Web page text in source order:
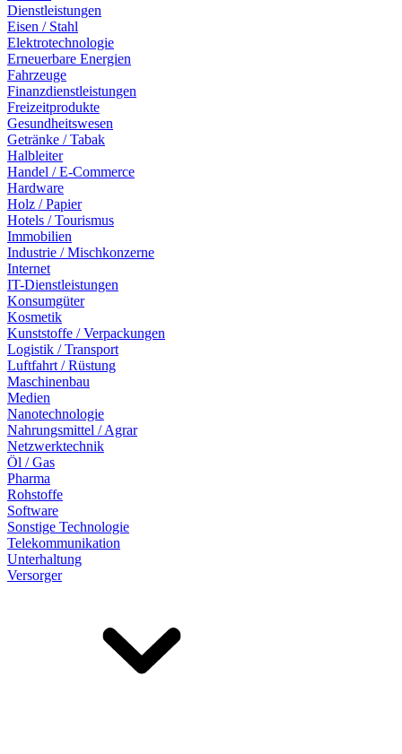
Dienstleistungen
Eisen / Stahl
Elektrotechnologie
Erneuerbare Energien
Fahrzeuge
Finanzdienstleistungen
Freizeitprodukte
Gesundheitswesen
Getränke / Tabak
Halbleiter
Handel / E-Commerce
Hardware
Holz / Papier
Hotels / Tourismus
Immobilien
Industrie / Mischkonzerne
Internet
IT-Dienstleistungen
Konsumgüter
Kosmetik
Kunststoffe / Verpackungen
Logistik / Transport
Luftfahrt / Rüstung
Maschinenbau
Medien
Nanotechnologie
Nahrungsmittel / Agrar
Netzwerktechnik
Öl / Gas
Pharma
Rohstoffe
Software
Sonstige Technologie
Telekommunikation
Unterhaltung
Versorger